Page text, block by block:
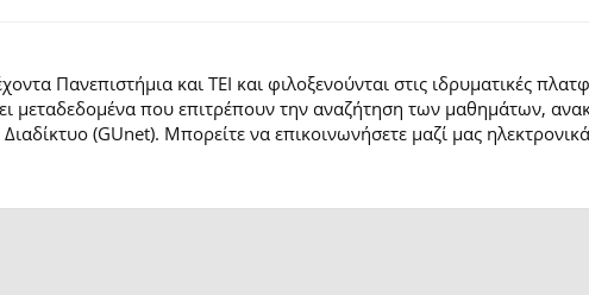
Πανεπιστήμια και ΤΕΙ και φιλοξενούνται στις ιδρυματικές
που επιτρέπουν την αναζήτηση των μαθημάτων,
(GUnet). Μπορείτε να επικοινωνήσετε μαζί μας